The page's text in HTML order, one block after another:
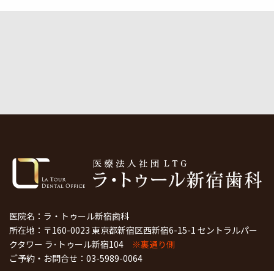
医院名：ラ・トゥール新宿歯科
所在地：〒160-0023 東京都新宿区西新宿6-15-1 セントラルパー
クタワー ラ･トゥール新宿104 ※裏通り側
ご予約・お問合せ： 03-5989-0064